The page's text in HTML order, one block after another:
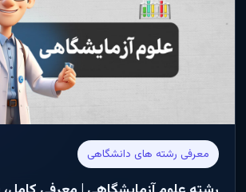
معرفی رشته های دانشگاهی